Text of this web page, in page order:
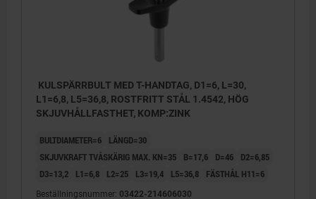
KULSPÄRRBULT MED T-HANDTAG, D1=6, L=30,
L1=6,8, L5=36,8, ROSTFRITT STÅL 1.4542, HÖG
SKJUVHÅLLFASTHET, KOMP:ZINK
BULTDIAMETER=6
LÄNGD=30
SKJUVKRAFT TVÅSKÄRIG MAX. KN=35
B=17,6 D=46
D2=6,85
D3=13,2
L1=6,8 L2=25 L3=19,4 L5=36,8 FÄSTHÅL H11=6
Beställningsnummer: 03422-214606030